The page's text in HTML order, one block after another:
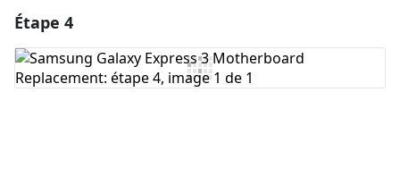
Ajouter un commentaire
Étape 4